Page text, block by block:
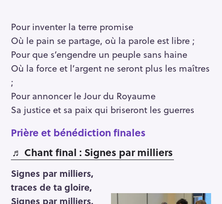
Pour inventer la terre promise
Où le pain se partage, où la parole est libre ;
Pour que s’engendre un peuple sans haine
Où la force et l’argent ne seront plus les maîtres
;
Pour annoncer le Jour du Royaume
Sa justice et sa paix qui briseront les guerres
Prière et bénédiction finales
♬ Chant final : Signes par milliers
Signes par milliers,
traces de ta gloire,
Signes par milliers,